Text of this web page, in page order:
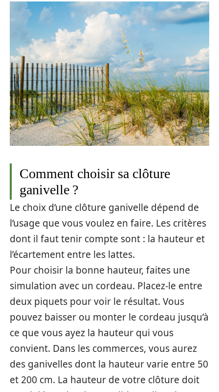
Comment choisir sa clôture
ganivelle ?
Le choix d’une clôture ganivelle dépend de
l’usage que vous voulez en faire. Les critères
dont il faut tenir compte sont : la hauteur et
l’écartement entre les lattes.
Pour choisir la bonne hauteur, faites une
simulation avec un cordeau. Placez-le entre
deux piquets pour voir le résultat. Vous
pouvez baisser ou monter le cordeau jusqu’à
ce que vous ayez la hauteur qui vous
convient. Dans les commerces, vous aurez
des ganivelles dont la hauteur varie entre 50
et 200 cm. La hauteur de votre clôture doit